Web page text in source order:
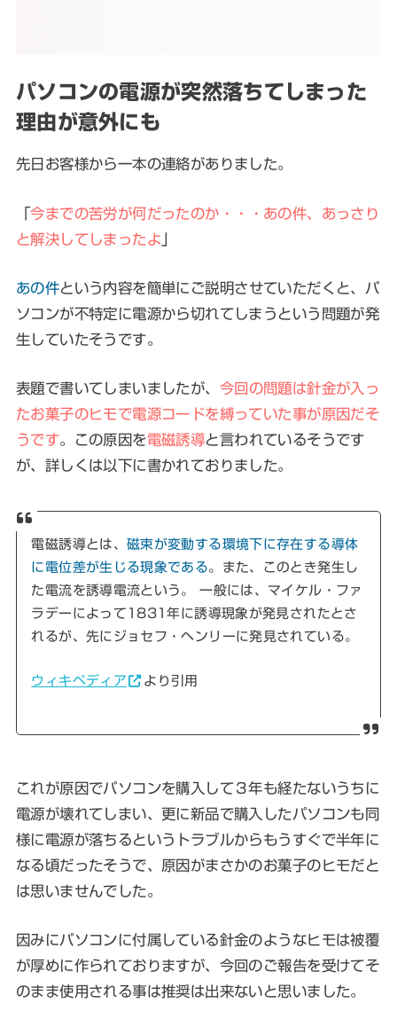
パソコンの電源が突然落ちてしまった
理由が意外にも
先日お客様から一本の連絡がありました。
「今までの苦労が何だったのか・・・あの件、あっさり
と解決してしまったよ
あの件という内容を簡単にご説明させていただくと、パ
ソコンが不特定に電源から切れてしまうという問題が発
生していたそうです。
表題で書いてしまいましたが、 今回の問題は針金が入っ
たお菓子のヒモで電源コードを縛っていた事が原因だそ
うです。この原因を電磁誘導と言われているそうです
が、詳しくは以下に書かれておりました。
電磁誘導とは、 磁束が変動する環境下に存在する導体
に電位差が生じる現象である。また、このとき発生し
た電流を誘導電流という。 一般には、マイケル・ファ
ラデーによって1831年に誘導現象が発見されたとさ
れるが、先にジョセフ・ヘンリーに発見されている。
ウィキペディア より引用
これが原因でパソコンを購入して３年も経たないうちに
電源が壊れてしまい、更に新品で購入したパソコンも同
様に電源が落ちるというトラブルからもうすぐで半年に
なる頃だったそうで、原因がまさかのお菓子のヒモだと
は思いませんでした。
因みにパソコンに付属している針金のようなヒモは被覆
が厚めに作られておりますが、今回のご報告を受けてそ
のまま使用される事は推奨は出来ないと思いました。